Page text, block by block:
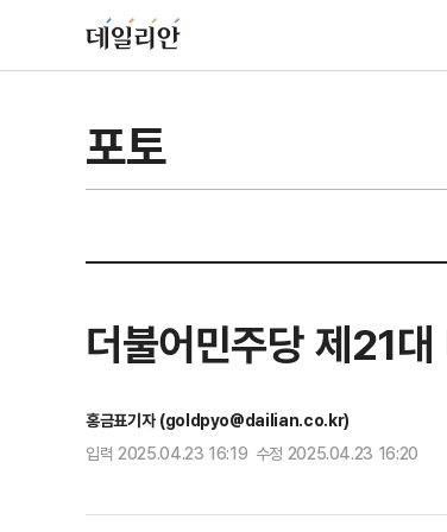
포토
더불어민주당 제21
홍금표기자 (goldpyo@dailian.co.kr)
입력 2025.04.23 16:19 수정 2025.04.23 16:20